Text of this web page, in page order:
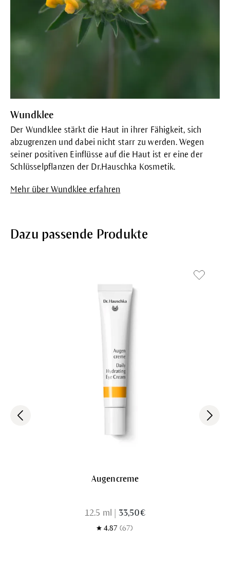
Wundklee
Der Wundklee stärkt die Haut in ihrer Fähigkeit, sich
abzugrenzen und dabei nicht starr zu werden. Wegen
seiner positiven Einflüsse auf die Haut ist er eine der
Schlüsselpflanzen der Dr.Hauschka Kosmetik.
Mehr über Wundklee erfahren
Dazu passende Produkte
Augencreme
12.5 ml 33,50 €
4.87 (67)